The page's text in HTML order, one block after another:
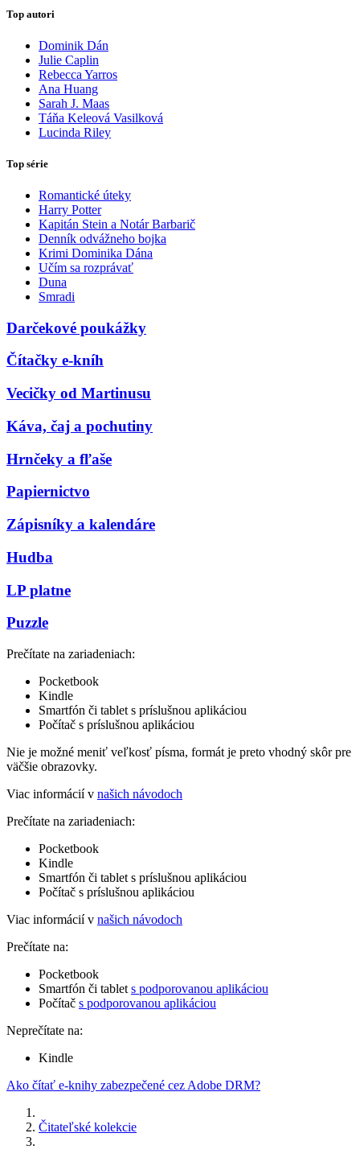
Top autori
Dominik Dán
Julie Caplin
Rebecca Yarros
Ana Huang
Sarah J. Maas
Táňa Keleová Vasilková
Lucinda Riley
Top série
Romantické úteky
Harry Potter
Kapitán Stein a Notár Barbarič
Denník odvážneho bojka
Krimi Dominika Dána
Učím sa rozprávať
Duna
Smradi
Darčekové poukážky
Čítačky e-kníh
Vecičky od Martinusu
Káva, čaj a pochutiny
Hrnčeky a fľaše
Papiernictvo
Zápisníky a kalendáre
Hudba
LP platne
Puzzle
Prečítate na zariadeniach:
Pocketbook
Kindle
Smartfón či tablet s príslušnou aplikáciou
Počítač s príslušnou aplikáciou
Nie je možné meniť veľkosť písma, formát je preto vhodný skôr pre
väčšie obrazovky.
Viac informácií v našich návodoch
Prečítate na zariadeniach:
Pocketbook
Kindle
Smartfón či tablet s príslušnou aplikáciou
Počítač s príslušnou aplikáciou
Viac informácií v našich návodoch
Prečítate na:
Pocketbook
Smartfón či tablet s podporovanou aplikáciou
Počítač s podporovanou aplikáciou
Neprečítate na:
Kindle
Ako čítať e-knihy zabezpečené cez Adobe DRM?
Čitateľské kolekcie